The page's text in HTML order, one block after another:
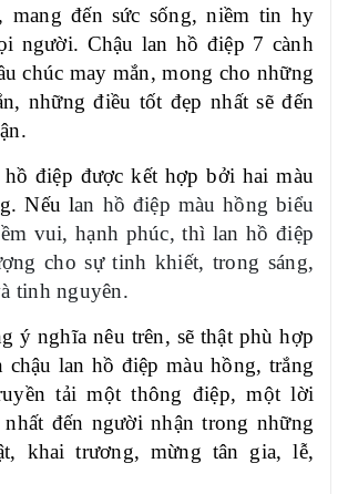
mang đến sức sống, niềm tin hy
người. Chậu lan hồ điệp 7 cành
chúc may mắn, mong cho những
những điều tốt đẹp nhất sẽ đến
hồ điệp được kết hợp bởi hai màu
Nếu lan hồ điệp màu hồng biểu
vui, hạnh phúc,thì lan hồ điệp
cho sự tinh khiết, trong sáng,
tinh nguyên.
ý nghĩa nêu trên, sẽ thật phù hợp
chậu lan hồ điệp màu hồng, trắng
tải một thông điệp, một lời
đến người nhận trong những
khai trương, mừng tân gia, lễ,